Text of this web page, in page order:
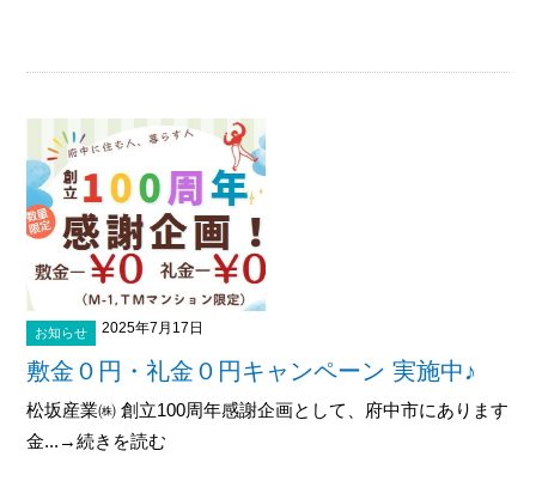
お知らせ 2025年7月17日
敷金０円・礼金０円キャンペーン 実施中♪
松坂産業㈱ 創立100周年感謝企画として、府中市にあります
金...→続きを読む